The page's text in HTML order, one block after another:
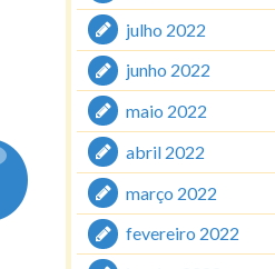
julho 2022
junho 2022
maio 2022
abril 2022
março 2022
fevereiro 2022